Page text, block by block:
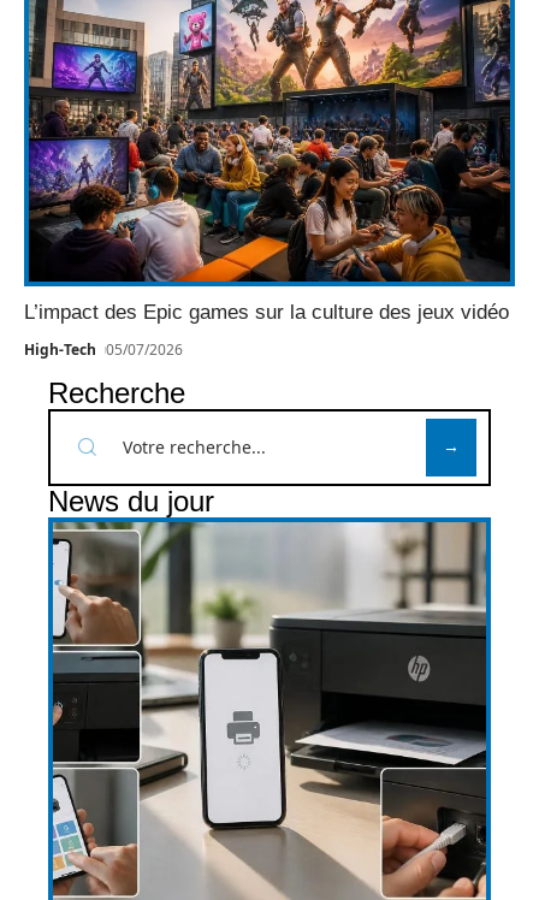
L’impact des Epic games sur la culture des jeux vidéo
High-Tech 05/07/2026
Recherche
News du jour